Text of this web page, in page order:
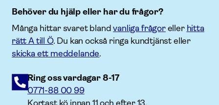
Behöver du hjälp eller har du frågor?
Många hittar svaret blandvanliga frågoreller hitta
rätt A till Ö. Du kan också ringa kundtjänst eller
skicka ett meddelande.
Ring oss vardagar 8-17
0771-88 00 99